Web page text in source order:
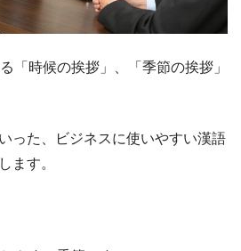
「時候の挨拶」、「季節の挨拶」
った、ビジネスに使いやすい漢語
ます。